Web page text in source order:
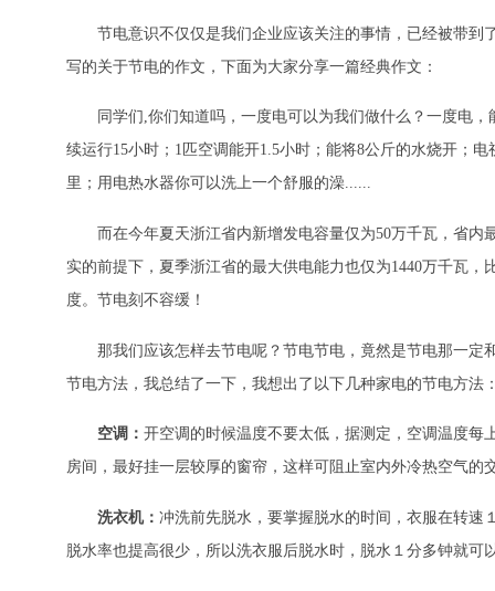
节电意识不仅仅是我们企业应该关注的事情，已经被带
写的关于节电的作文，下面为大家分享一篇经典作文：
同学们,你们知道吗，一度电可以为我们做什么？一度电
续运行15小时；1匹空调能开1.5小时；能将8公斤的水烧开；
里；用电热水器你可以洗上一个舒服的澡......
而在今年夏天浙江省内新增发电容量仅为50万千瓦，省内
实的前提下，夏季浙江省的最大供电能力也仅为1440万千瓦
度。节电刻不容缓！
那我们应该怎样去节电呢？节电节电，竟然是节电那一
节电方法，我总结了一下，我想出了以下几种家电的节电方法
空调： 开空调的时候温度不要太低，据测定，空调温度
房间，最好挂一层较厚的窗帘，这样可阻止室内外冷热空气的
洗衣机： 冲洗前先脱水，要掌握脱水的时间，衣服在转速
脱水率也提高很少，所以洗衣服后脱水时，脱水１分多钟就可